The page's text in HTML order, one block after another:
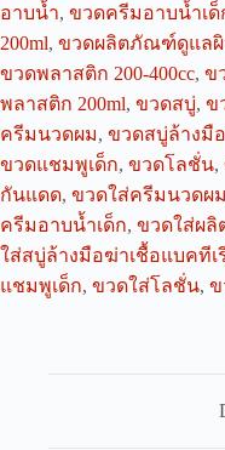
อาบน้ำ, ขวดครีมอาบน้ำเด็
200ml, ขวดผลิตภัณฑ์ดูแลผิ
ขวดพลาสติก 200-400cc, ข
พลาสติก 200ml, ขวดสบู่, ข
ครีมนวดผม, ขวดสบู่ล้างมื
ขวดแชมพูเด็ก, ขวดโลชั่น,
กันแดด, ขวดใส่ครีมนวดผม
ครีมอาบน้ำเด็ก, ขวดใส่ผ
ใส่สบู่ล้างมือฆ่าเชื้อแบคทีเ
แชมพูเด็ก, ขวดใส่โลชั่น, ข